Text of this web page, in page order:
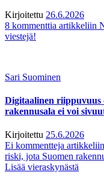
Kirjoitettu 26.6.2026
8 kommenttia artikkeliin
viestejä!
Sari Suominen
Digitaalinen riippuvuus
rakennusala ei voi
Kirjoitettu 25.6.2026
Ei kommentteja
riski, jota Suomen
Lisää vieraskynästä